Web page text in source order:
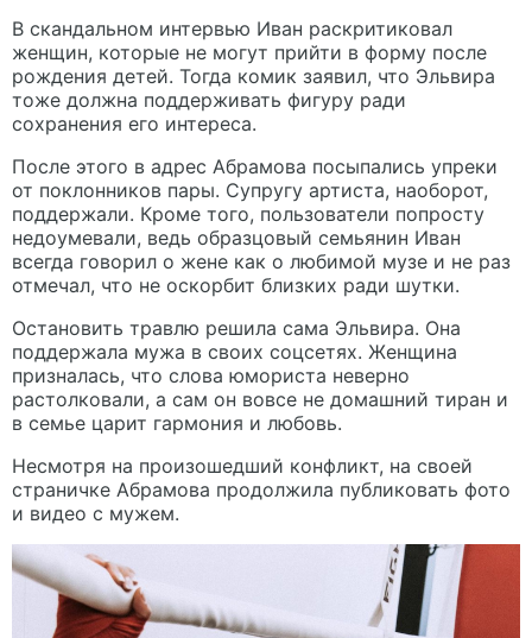
В скандальном интервью Иван раскритиковал
женщин, которые не могут прийти в форму после
рождения детей. Тогда комик заявил, что Эльвира
тоже должна поддерживать фигуру ради
сохранения его интереса.
После этого в адрес Абрамова посыпались упреки
от поклонников пары. Супругу артиста, наоборот,
поддержали. Кроме того, пользователи попросту
недоумевали, ведь образцовый семьянин Иван
всегда говорил о жене как о любимой музе и не раз
отмечал, что не оскорбит близких ради шутки.
Остановить травлю решила сама Эльвира. Она
поддержала мужа в своих соцсетях. Женщина
призналась, что слова юмориста неверно
растолковали, а сам он вовсе не домашний тиран и
в семье царит гармония и любовь.
Несмотря на произошедший конфликт, на своей
страничке Абрамова продолжила публиковать фото
и видео с мужем.